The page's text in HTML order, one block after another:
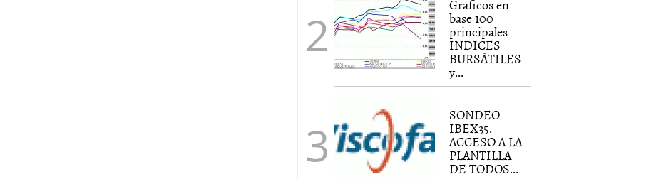
Graficos en
base 100
principales
INDICES
BURSÁTILES
y...
SONDEO
IBEX35.
ACCESO A LA
PLANTILLA
DE TODOS...